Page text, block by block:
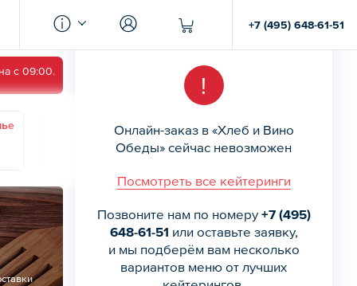
+7 (495) 648-61-51
с 09:00.
Понедельник
18 19
!
Онлайн-заказ в «Хлеб и Вино
Обеды» сейчас невозможен
Посмотреть все кейтеринги
Позвоните нам по номеру +7 (495)
648-61-51 или оставьте заявку,
и мы подберём вам несколько
вариантов меню от лучших